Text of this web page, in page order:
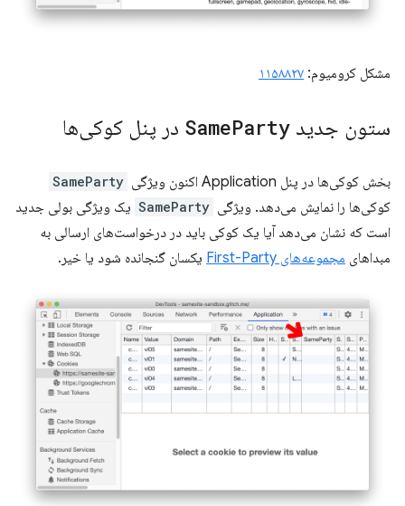
مشکل کرومیوم: ۱۱۵۸۸۲۷
ستون جدید SameParty در پنل کوکی‌ها
بخش کوکی‌ها در پنل Application اکنون ویژگی SameParty
کوکی‌ها را نمایش می‌دهد. ویژگی SameParty یک ویژگی بولی جدید
است که نشان می‌دهد آیا یک کوکی باید در درخواست‌های ارسالی به
مبداهای مجموعه‌های First-Party یکسان گنجانده شود یا خیر.